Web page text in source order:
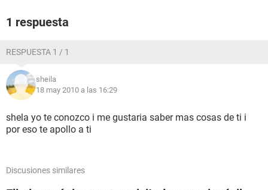
1 respuesta
RESPUESTA 1 / 1
sheila
18 may 2010 a las 16:29
shela yo te conozco i me gustaria saber mas cosas de ti i
por eso te apollo a ti
Discusiones similares